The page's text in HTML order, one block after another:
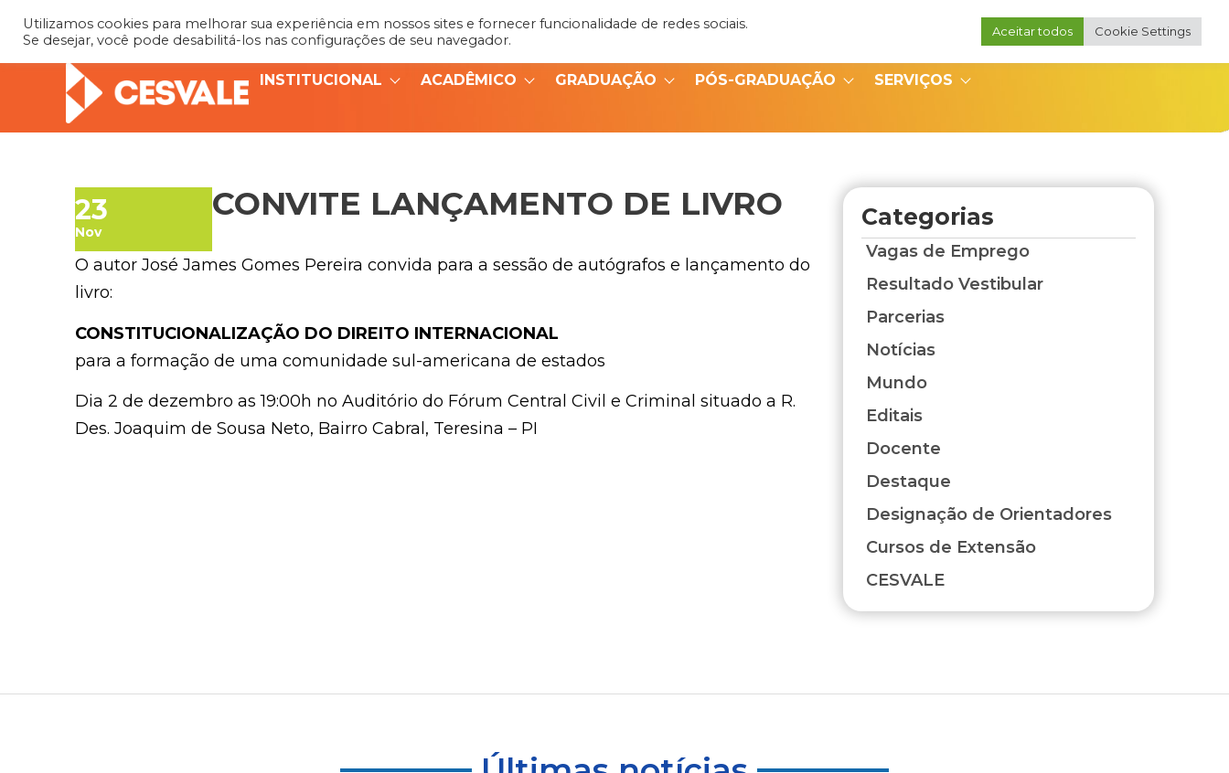
Portal do Coordenador
INSTITUCIONAL ACADÊMICO GRADUAÇÃO PÓS-GRADUAÇÃO SERVIÇOS
23
Nov
CONVITE LANÇAMENTO DE LIVRO
O autor José James Gomes Pereira convida para a sessão de autógrafos e lançamento do
livro:
CONSTITUCIONALIZAÇÃO DO DIREITO INTERNACIONAL
para a formação de uma comunidade sul-americana de estados
Dia 2 de dezembro as 19:00h no Auditório do Fórum Central Civil e Criminal situado a R.
Des. Joaquim de Sousa Neto, Bairro Cabral, Teresina – PI
Categorias
Vagas de Emprego
Resultado Vestibular
Parcerias
Notícias
Mundo
Editais
Docente
Destaque
Designação de Orientadores
Cursos de Extensão
CESVALE
Utilizamos cookies para melhorar sua experiência em nossos sites e fornecer funcionalidade de redes sociais.
Se desejar, você pode desabilitá-los nas configurações de seu navegador.
Aceitar todos Cookie Settings